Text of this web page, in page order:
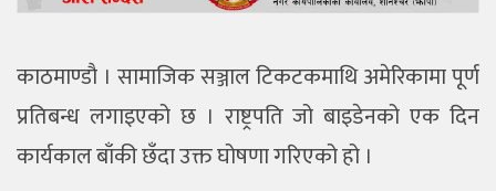
काठमाण्डाै । सामाजिक सञ्जाल टिकटकमाथि अमेरिकामा पूर्ण
प्रतिबन्ध लगाइएको छ । राष्ट्रपति जो बाइडेनको एक दिन
कार्यकाल बाँकी छँदा उक्त घोषणा गरिएको हो ।